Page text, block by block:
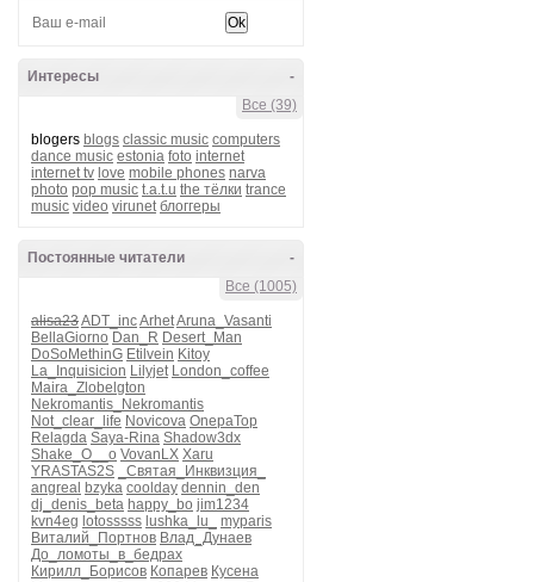
-
Интересы
Все (39)
blogers blogs classic music computers
dance music estonia foto internet
internet tv love mobile phones narva
photo pop music t.a.t.u the тёлки trance
music video virunet блоггеры
-
Постоянные читатели
Все (1005)
alisa23ADT_incArhetAruna_Vasanti
BellaGiorno Dan_R Desert_Man
DoSoMethinG Etilvein Kitoy
La_Inquisicion Lilyjet London_coffee
Maira_Zlobelgton
Nekromantis_Nekromantis
Not_clear_life Novicova OnepaTop
Relagda Saya-Rina Shadow3dx
Shake_O__o VovanLX Xaru
YRASTAS2S
_Святая_Инквизция_
angreal bzyka coolday dennin_den
dj_denis_beta happy_bo jim1234
kvn4eg lotosssss lushka_lu_
myparis
Виталий_Портнов Влад_Дунаев
До_ломоты_в_бедрах
Кирилл_Борисов Копарев Кусена